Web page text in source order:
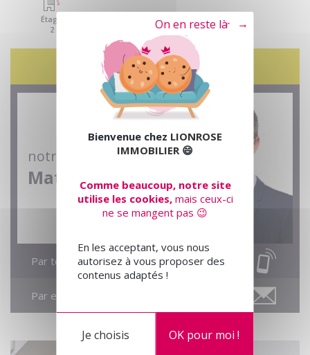
Étage
2
Contactez-nous
notre conseiller
Mathieu
Par téléphone
Par email
Bienvenue chez LIONROSE
IMMOBILIER 😄
Comme beaucoup, notre site
utilise les cookies,mais ceux-ci
ne se mangent pas 😉
En les acceptant, vous nous
autorisez à vous proposer des
contenus adaptés !
OK pour moi !
Tout refuser
Je choisis